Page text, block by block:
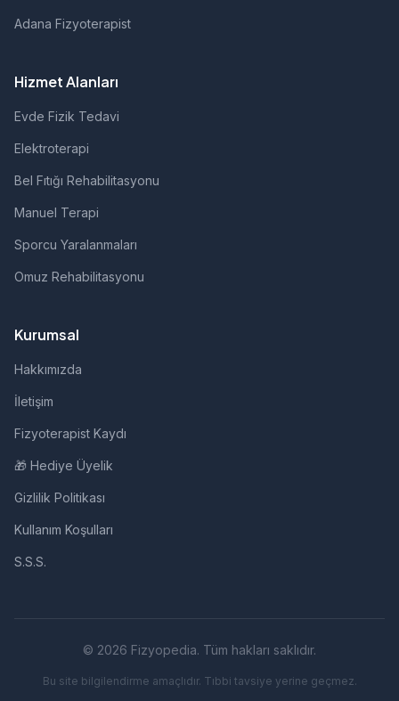
Adana Fizyoterapist
Hizmet Alanları
Evde Fizik Tedavi
Elektroterapi
Bel Fıtığı Rehabilitasyonu
Manuel Terapi
Sporcu Yaralanmaları
Omuz Rehabilitasyonu
Kurumsal
Hakkımızda
İletişim
Fizyoterapist Kaydı
🎁 Hediye Üyelik
Gizlilik Politikası
Kullanım Koşulları
S.S.S.
© 2026 Fizyopedia. Tüm hakları saklıdır.
Bu site bilgilendirme amaçlıdır. Tıbbi tavsiye yerine geçmez.